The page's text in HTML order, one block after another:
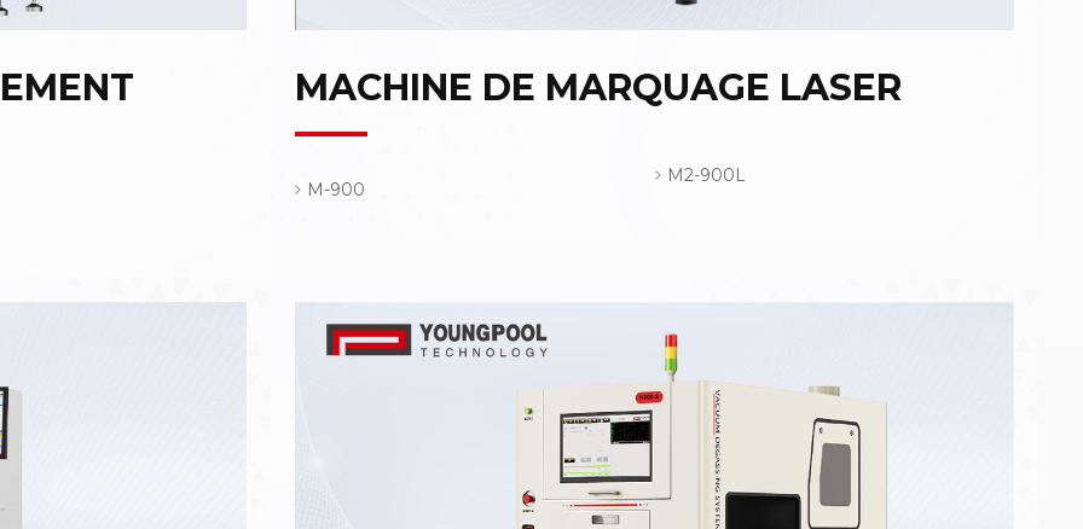
MACHINE DE MARQUAGE LASER
M-900
M2-900L